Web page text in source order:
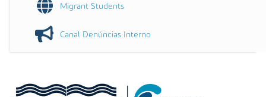
Migrant Students
Canal Denúncias Interno